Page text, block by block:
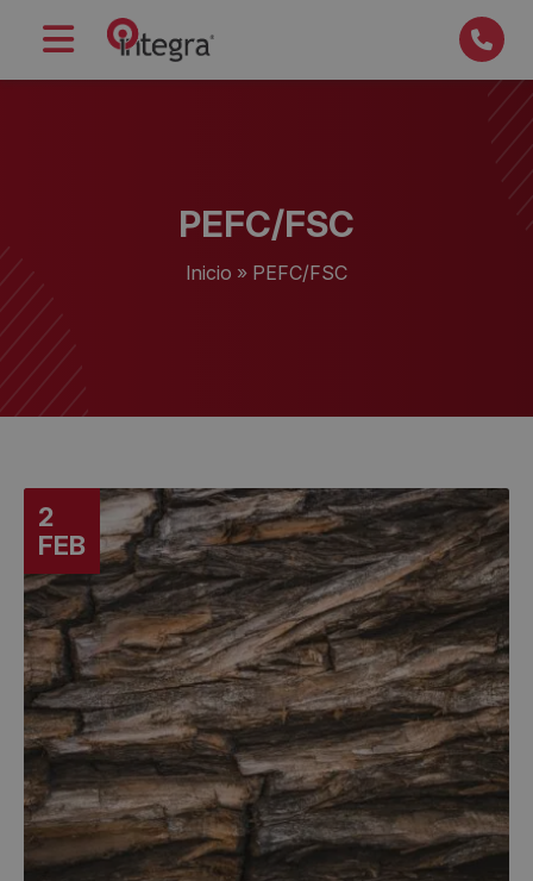
PEFC/FSC
Inicio » PEFC/FSC
2
FEB